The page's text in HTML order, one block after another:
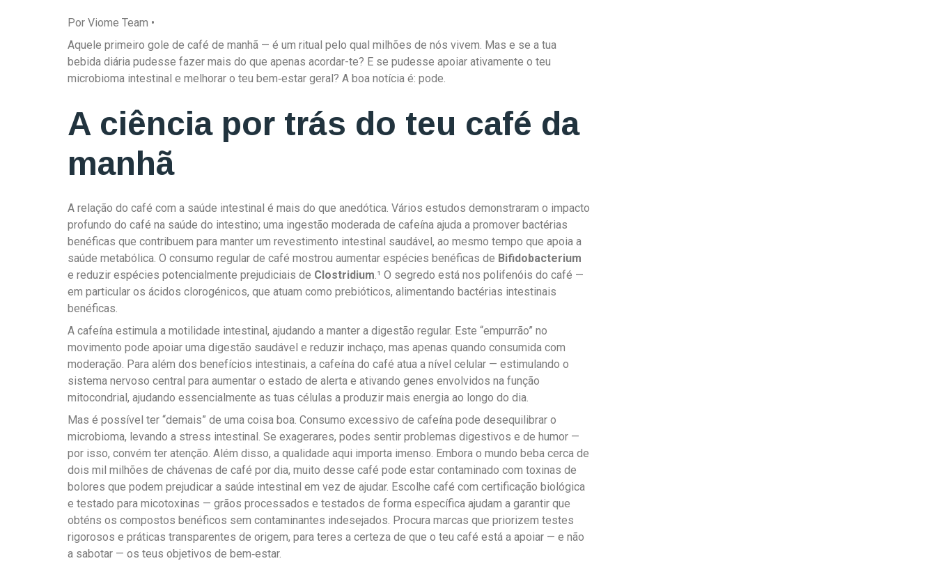
Por Viome Team •
Aquele primeiro gole de café de manhã — é um ritual pelo qual milhões de nós vivem. Mas e se a tua
bebida diária pudesse fazer mais do que apenas acordar-te? E se pudesse apoiar ativamente o teu
microbioma intestinal e melhorar o teu bem‑estar geral? A boa notícia é: pode.
A ciência por trás do teu café da
manhã
A relação do café com a saúde intestinal é mais do que anedótica. Vários estudos demonstraram o impacto
profundo do café na saúde do intestino; uma ingestão moderada de cafeína ajuda a promover bactérias
benéficas que contribuem para manter um revestimento intestinal saudável, ao mesmo tempo que apoia a
saúde metabólica. O consumo regular de café mostrou aumentar espécies benéficas de Bifidobacterium
e reduzir espécies potencialmente prejudiciais de Clostridium .¹ O segredo está nos polifenóis do café —
em particular os ácidos clorogénicos, que atuam como prebióticos, alimentando bactérias intestinais
benéficas.
A cafeína estimula a motilidade intestinal, ajudando a manter a digestão regular. Este “empurrão” no
movimento pode apoiar uma digestão saudável e reduzir inchaço, mas apenas quando consumida com
moderação. Para além dos benefícios intestinais, a cafeína do café atua a nível celular — estimulando o
sistema nervoso central para aumentar o estado de alerta e ativando genes envolvidos na função
mitocondrial, ajudando essencialmente as tuas células a produzir mais energia ao longo do dia.
Mas é possível ter “demais” de uma coisa boa. Consumo excessivo de cafeína pode desequilibrar o
microbioma, levando a stress intestinal. Se exagerares, podes sentir problemas digestivos e de humor —
por isso, convém ter atenção. Além disso, a qualidade aqui importa imenso. Embora o mundo beba cerca de
dois mil milhões de chávenas de café por dia, muito desse café pode estar contaminado com toxinas de
bolores que podem prejudicar a saúde intestinal em vez de ajudar. Escolhe café com certificação biológica
e testado para micotoxinas — grãos processados e testados de forma específica ajudam a garantir que
obténs os compostos benéficos sem contaminantes indesejados. Procura marcas que priorizem testes
rigorosos e práticas transparentes de origem, para teres a certeza de que o teu café está a apoiar — e não
a sabotar — os teus objetivos de bem‑estar.